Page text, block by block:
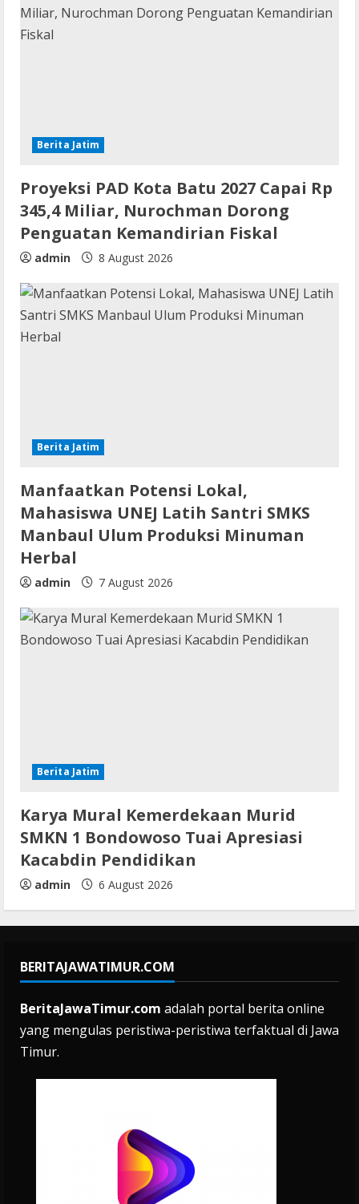
Berita Jatim
Proyeksi PAD Kota Batu 2027 Capai Rp
345,4 Miliar, Nurochman Dorong
Penguatan Kemandirian Fiskal
admin 8 August 2026
Berita Jatim
Manfaatkan Potensi Lokal,
Mahasiswa UNEJ Latih Santri SMKS
Manbaul Ulum Produksi Minuman
Herbal
admin 7 August 2026
Berita Jatim
Karya Mural Kemerdekaan Murid
SMKN 1 Bondowoso Tuai Apresiasi
Kacabdin Pendidikan
admin 6 August 2026
BERITAJAWATIMUR.COM
BeritaJawaTimur.com adalah portal berita online
yang mengulas peristiwa-peristiwa terfaktual di Jawa
Timur.